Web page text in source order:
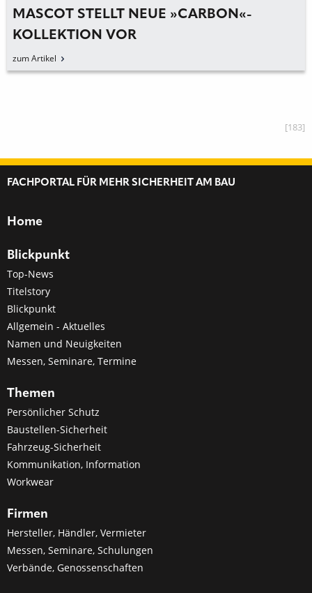
MASCOT STELLT NEUE »CARBON«-
KOLLEKTION VOR
zum Artikel
[183]
FACHPORTAL FÜR MEHR SICHERHEIT AM BAU
Home
Blickpunkt
Top-News
Titelstory
Blickpunkt
Allgemein - Aktuelles
Namen und Neuigkeiten
Messen, Seminare, Termine
Themen
Persönlicher Schutz
Baustellen-Sicherheit
Fahrzeug-Sicherheit
Kommunikation, Information
Workwear
Firmen
Hersteller, Händler, Vermieter
Messen, Seminare, Schulungen
Verbände, Genossenschaften